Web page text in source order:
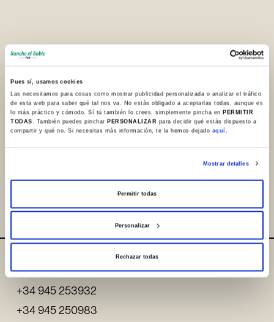
Pues sí, usamos cookies
Las necesitamos para cosas como mostrar publicidad personalizada o analizar el tráfico
de esta web para saber qué tal nos va. No estás obligado a aceptarlas todas, aunque es
lo más práctico y cómodo. Sí tú también lo crees, simplemente pincha en PERMITIR
TODAS . También puedes pinchar PERSONALIZAR para decidir qué estás dispuesto a
compartir y qué no. Si necesitas más información, te la hemos dejado aquí.
Mostrar detalles
Permitir todas
Personalizar
Rechazar todas
Non gaude / Kontaktua
+34 945 253932
+34 945 250983